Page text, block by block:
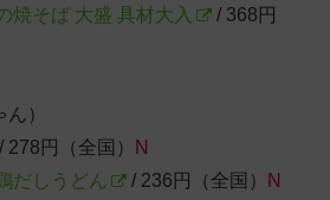
焼そば 大盛 具材大入
/ 368円
）
/ 278円（全国）
N
だしうどん
/ 236円（全国）
N